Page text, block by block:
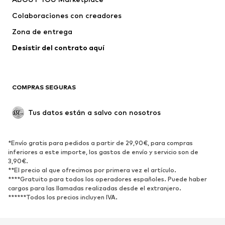
Colaboraciones con creadores
Zona de entrega
Desistir del contrato aquí
COMPRAS SEGURAS
Tus datos están a salvo con nosotros
*Envío gratis para pedidos a partir de 29,90€, para compras
inferiores a este importe, los gastos de envío y servicio son de
3,90€.
**El precio al que ofrecimos por primera vez el artículo.
****Gratuito para todos los operadores españoles. Puede haber
cargos para las llamadas realizadas desde el extranjero.
******Todos los precios incluyen IVA.